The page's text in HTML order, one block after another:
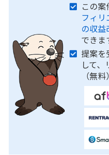
この案
フィ
の収益
できま
提案を
して
（無料）